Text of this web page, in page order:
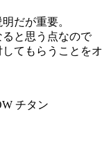
だが重要。
と思う点なので
てもらうことをオ
チタン